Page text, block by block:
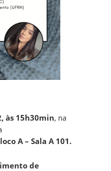
às 15h30min, na
A – Sala A 101.
de